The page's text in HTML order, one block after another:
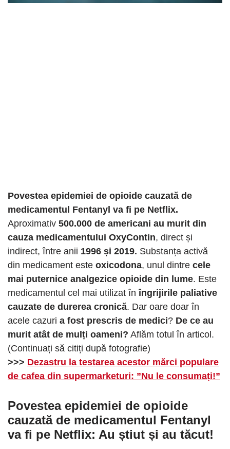
Povestea epidemiei de opioide cauzată de
medicamentul Fentanyl va fi pe Netflix.
Aproximativ 500.000 de americani au murit din
cauza medicamentului OxyContin, direct și
indirect, între anii 1996 și 2019. Substanța activă
din medicament este oxicodona, unul dintre cele
mai puternice analgezice opioide din lume. Este
medicamentul cel mai utilizat în îngrijirile paliative
cauzate de durerea cronică. Dar oare doar în
acele cazuri a fost prescris de medici? De ce au
murit atât de mulți oameni? Aflăm totul în articol.
(Continuați să citiți după fotografie)
>>> Dezastru la testarea acestor mărci populare
de cafea din supermarketuri: ”Nu le consumați!”
Povestea epidemiei de opioide
cauzată de medicamentul Fentanyl
va fi pe Netflix: Au știut și au tăcut!